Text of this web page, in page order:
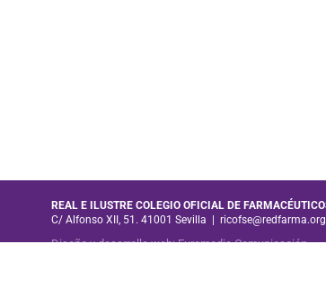
REAL E ILUSTRE COLEGIO OFICIAL DE
C/ Alfonso XII, 51. 41001 Sevilla |ricofse@redfarma.org
Diseño y desarrollo web:Euromedia Comunicación